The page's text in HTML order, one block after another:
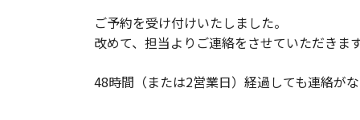
ご予約を受け付けいたしました。
改めて、担当よりご連絡をさせていただきま
48時間（または2営業日）経過しても連絡が